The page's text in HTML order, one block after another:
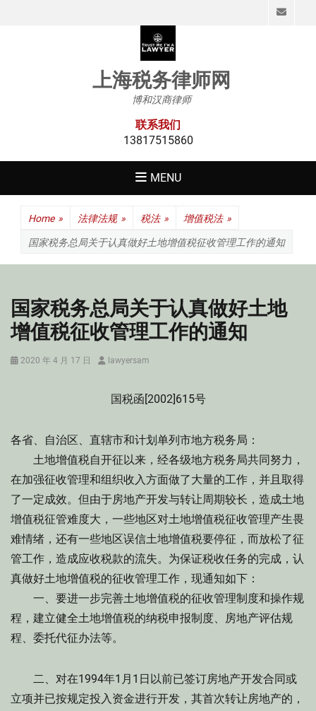
上海税务律师网
博和汉商律师
联系我们
13817515860
MENU
Home » 法律法规 » 税法 » 增值税法 »
国家税务总局关于认真做好土地增值税征收管理工作的通知
国家税务总局关于认真做好土地
增值税征收管理工作的通知
Posted
2020 年 4 月 17 日 Authorlawyersam
国税函[2002]615号
各省、自治区、直辖市和计划单列市地方税务局：
土地增值税自开征以来，经各级地方税务局共同努力，
在加强征收管理和组织收入方面做了大量的工作，并且取得
了一定成效。但由于房地产开发与转让周期较长，造成土地
增值税征管难度大，一些地区对土地增值税征收管理产生畏
难情绪，还有一些地区误信土地增值税要停征，而放松了征
管工作，造成应收税款的流失。为保证税收任务的完成，认
真做好土地增值税的征收管理工作，现通知如下：
一、要进一步完善土地增值税的征收管理制度和操作规
程，建立健全土地增值税的纳税申报制度、房地产评估规
程、委托代征办法等。
二、对在1994年1月1日以前已签订房地产开发合同或
立项并已按规定投入资金进行开发，其首次转让房地产的，